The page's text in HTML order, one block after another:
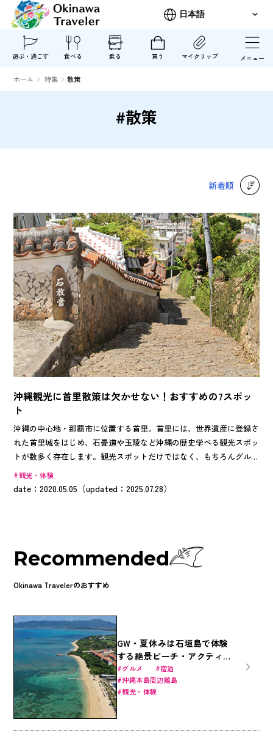
遊ぶ・過ごす 食べる 乗る 買う マイクリップ メニュー
ホーム 特集 散策
#散策
新着順
沖縄観光に首里散策は欠かせない！おすすめの7スポッ
ト
沖縄の中心地・那覇市に位置する首里。首里には、世界遺産に登録さ
れた首里城をはじめ、石畳道や玉陵など沖縄の歴史学べる観光スポッ
トが数多く存在します。観光スポットだけではなく、もちろんグルス
ポットも充実。沖縄ならではの白い泡のお茶を飲めるお店や琉球王国
の宮廷料理が味わえる料理店まで。首里に到着したら歩いて散策した
観光・体験
date：2020.05.05（updated：2025.07.28）
Recommended
Okinawa Travelerのおすすめ
GW・夏休みは石垣島で体験
する絶景ビーチ・アクティビ
ティ・おススメホテルの魅力
を大公開！
グルメ
宿泊
沖縄本島周辺離島
観光・体験